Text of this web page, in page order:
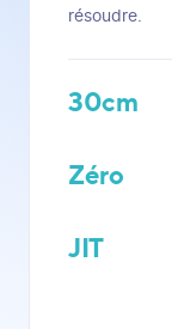
résoudre.
30cm
Zéro
JIT